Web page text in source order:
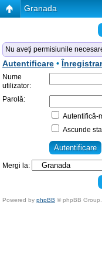
Granada
Nu aveţi permisiunile
Autentificare •
Nume
utilizator:
Parolă:
Autentifică-
Ascunde
Mergi la:
Powered by phpBB © phpBB Group.